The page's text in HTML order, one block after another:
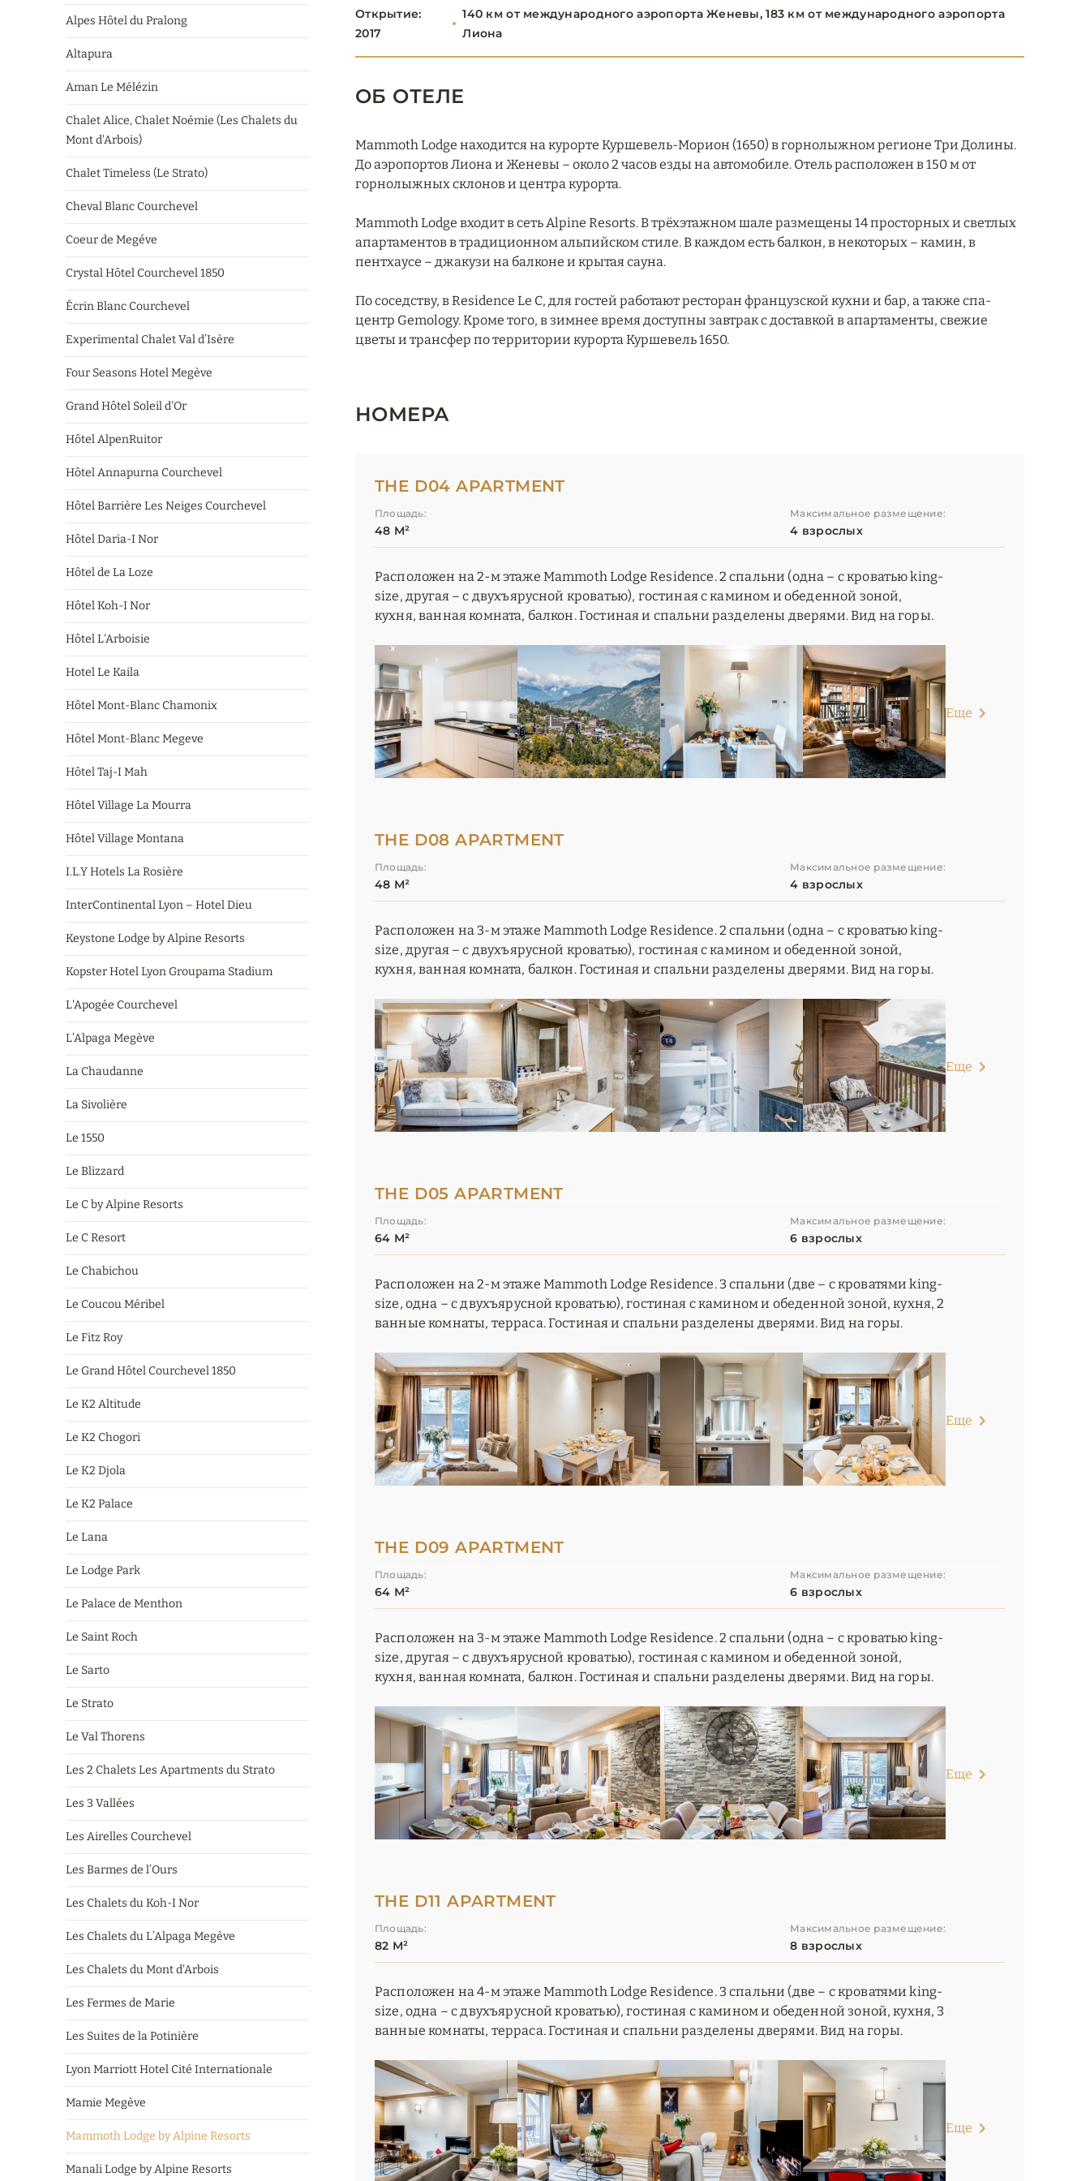
Alpes Hôtel du Pralong
Altapura
Aman Le Mélézin
Chalet Alice, Chalet Noémie (Les Chalets du
Mont d'Arbois)
Chalet Timeless (Le Strato)
Cheval Blanc Courchevel
Coeur de Megéve
Crystal Hôtel Courchevel 1850
Écrin Blanc Courchevel
Experimental Chalet Val d’Isère
Four Seasons Hotel Megève
Grand Hôtel Soleil d'Or
Hôtel AlpenRuitor
Hôtel Annapurna Courchevel
Hôtel Barrière Les Neiges Courchevel
Hôtel Daria-I Nor
Hôtel de La Loze
Hôtel Koh-I Nor
Hôtel L'Arboisie
Hotel Le Kaila
Hôtel Mont-Blanc Chamonix
Hôtel Mont-Blanc Megeve
Hôtel Taj-I Mah
Hôtel Village La Mourra
Hôtel Village Montana
I.L.Y Hotels La Rosière
InterContinental Lyon – Hotel Dieu
Keystone Lodge by Alpine Resorts
Kopster Hotel Lyon Groupama Stadium
L'Apogée Courchevel
L’Alpaga Megève
La Chaudanne
La Sivolière
Le 1550
Le Blizzard
Le C by Alpine Resorts
Le C Resort
Le Chabichou
Le Coucou Méribel
Le Fitz Roy
Le Grand Hôtel Courchevel 1850
Le K2 Altitude
Le K2 Chogori
Le K2 Djola
Le K2 Palace
Le Lana
Le Lodge Park
Le Palace de Menthon
Le Saint Roch
Le Sarto
Le Strato
Le Val Thorens
Les 2 Chalets Les Apartments du Strato
Les 3 Vallées
Les Airelles Courchevel
Les Barmes de l’Ours
Les Chalets du Koh-I Nor
Les Chalets du L’Alpaga Megève
Les Chalets du Mont d'Arbois
Les Fermes de Marie
Les Suites de la Potinière
Lyon Marriott Hotel Cité Internationale
Mamie Megève
Mammoth Lodge by Alpine Resorts
Manali Lodge by Alpine Resorts
Открытие:
2017
140 км от международного аэропорта Женевы, 183 км от международного аэропорта
Лиона
ОБ ОТЕЛЕ
Mammoth Lodge находится на курорте Куршевель-Морион (1650) в горнолыжном регионе Три Долины.
До аэропортов Лиона и Женевы – около 2 часов езды на автомобиле. Отель расположен в 150 м от
горнолыжных склонов и центра курорта.
Mammoth Lodge входит в сеть Alpine Resorts. В трёхэтажном шале размещены 14 просторных и светлых
апартаментов в традиционном альпийском стиле. В каждом есть балкон, в некоторых – камин, в
пентхаусе – джакузи на балконе и крытая сауна.
По соседству, в Residence Le C, для гостей работают ресторан французской кухни и бар, а также спа-
центр Gemology. Кроме того, в зимнее время доступны завтрак с доставкой в апартаменты, свежие
цветы и трансфер по территории курорта Куршевель 1650.
НОМЕРА
THE D04 APARTMENT
Площадь:
48 М²
Максимальное размещение:
4 взрослых
Расположен на 2-м этаже Mammoth Lodge Residence. 2 спальни (одна – с кроватью king-
size, другая – с двухъярусной кроватью), гостиная с камином и обеденной зоной,
кухня, ванная комната, балкон. Гостиная и спальни разделены дверями. Вид на горы.
Еще
THE D08 APARTMENT
Площадь:
48 М²
Максимальное размещение:
4 взрослых
Расположен на 3-м этаже Mammoth Lodge Residence. 2 спальни (одна – с кроватью king-
size, другая – с двухъярусной кроватью), гостиная с камином и обеденной зоной,
кухня, ванная комната, балкон. Гостиная и спальни разделены дверями. Вид на горы.
Еще
THE D05 APARTMENT
Площадь:
64 М²
Максимальное размещение:
6 взрослых
Расположен на 2-м этаже Mammoth Lodge Residence. 3 спальни (две – с кроватями king-
size, одна – с двухъярусной кроватью), гостиная с камином и обеденной зоной, кухня, 2
ванные комнаты, терраса. Гостиная и спальни разделены дверями. Вид на горы.
Еще
THE D09 APARTMENT
Площадь:
64 М²
Максимальное размещение:
6 взрослых
Расположен на 3-м этаже Mammoth Lodge Residence. 2 спальни (одна – с кроватью king-
size, другая – с двухъярусной кроватью), гостиная с камином и обеденной зоной,
кухня, ванная комната, балкон. Гостиная и спальни разделены дверями. Вид на горы.
Еще
THE D11 APARTMENT
Площадь:
82 М²
Максимальное размещение:
8 взрослых
Расположен на 4-м этаже Mammoth Lodge Residence. 3 спальни (две – с кроватями king-
size, одна – с двухъярусной кроватью), гостиная с камином и обеденной зоной, кухня, 3
ванные комнаты, терраса. Гостиная и спальни разделены дверями. Вид на горы.
Еще